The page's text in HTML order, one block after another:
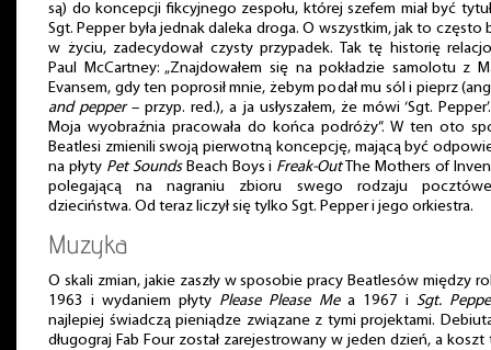
są) do koncepcji fikcyjnego zespołu, której szefem miał być
Sgt. Pepper była jednak daleka droga. O wszystkim, jak to często
w życiu, zadecydował czysty przypadek. Tak tę historię
Paul McCartney: „Znajdowałem się na pokładzie samolotu z
Evansem, gdy ten poprosił mnie, żebym podał mu sól i pieprz
and pepper– przyp. red.), a ja usłyszałem, że mówi ‘Sgt.
Moja wyobraźnia pracowała do końca podróży”. W ten oto
Beatlesi zmienili swoją pierwotną koncepcję, mającą być
na płyty Pet SoundsBeach Boys i Freak-OutThe Mothers of
polegającą na nagraniu zbioru swego rodzaju
dzieciństwa. Od teraz liczył się tylko Sgt. Pepper i jego orkiestra.
Muzyka
O skali zmian, jakie zaszły w sposobie pracy Beatlesów między
1963 i wydaniem płyty Please Please Mea 1967 i Sgt.
najlepiej świadczą pieniądze związane z tymi projektami.
długograj Fab Four został zarejestrowany w jeden dzień, a